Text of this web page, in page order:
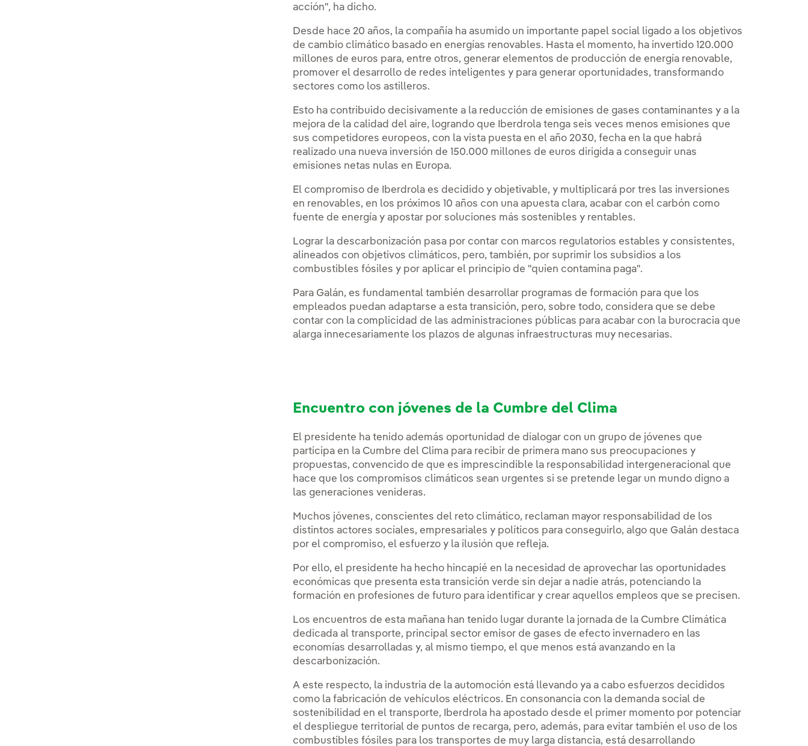
acción", ha dicho.
Desde hace 20 años, la compañía ha asumido un importante papel social ligado a los objetivos
de cambio climático basado en energías renovables. Hasta el momento, ha invertido 120.000
millones de euros para, entre otros, generar elementos de producción de energía renovable,
promover el desarrollo de redes inteligentes y para generar oportunidades, transformando
sectores como los astilleros.
Esto ha contribuido decisivamente a la reducción de emisiones de gases contaminantes y a la
mejora de la calidad del aire, logrando que Iberdrola tenga seis veces menos emisiones que
sus competidores europeos, con la vista puesta en el año 2030, fecha en la que habrá
realizado una nueva inversión de 150.000 millones de euros dirigida a conseguir unas
emisiones netas nulas en Europa.
El compromiso de Iberdrola es decidido y objetivable, y multiplicará por tres las inversiones
en renovables, en los próximos 10 años con una apuesta clara, acabar con el carbón como
fuente de energía y apostar por soluciones más sostenibles y rentables.
Lograr la descarbonización pasa por contar con marcos regulatorios estables y consistentes,
alineados con objetivos climáticos, pero, también, por suprimir los subsidios a los
combustibles fósiles y por aplicar el principio de "quien contamina paga".
Para Galán, es fundamental también desarrollar programas de formación para que los
empleados puedan adaptarse a esta transición, pero, sobre todo, considera que se debe
contar con la complicidad de las administraciones públicas para acabar con la burocracia que
alarga innecesariamente los plazos de algunas infraestructuras muy necesarias.
Encuentro con jóvenes de la Cumbre del Clima
El presidente ha tenido además oportunidad de dialogar con un grupo de jóvenes que
participa en la Cumbre del Clima para recibir de primera mano sus preocupaciones y
propuestas, convencido de que es imprescindible la responsabilidad intergeneracional que
hace que los compromisos climáticos sean urgentes si se pretende legar un mundo digno a
las generaciones venideras.
Muchos jóvenes, conscientes del reto climático, reclaman mayor responsabilidad de los
distintos actores sociales, empresariales y políticos para conseguirlo, algo que Galán destaca
por el compromiso, el esfuerzo y la ilusión que refleja.
Por ello, el presidente ha hecho hincapié en la necesidad de aprovechar las oportunidades
económicas que presenta esta transición verde sin dejar a nadie atrás, potenciando la
formación en profesiones de futuro para identificar y crear aquellos empleos que se precisen.
Los encuentros de esta mañana han tenido lugar durante la jornada de la Cumbre Climática
dedicada al transporte, principal sector emisor de gases de efecto invernadero en las
economías desarrolladas y, al mismo tiempo, el que menos está avanzando en la
descarbonización.
A este respecto, la industria de la automoción está llevando ya a cabo esfuerzos decididos
como la fabricación de vehículos eléctricos. En consonancia con la demanda social de
sostenibilidad en el transporte, Iberdrola ha apostado desde el primer momento por potenciar
el despliegue territorial de puntos de recarga, pero, además, para evitar también el uso de los
combustibles fósiles para los transportes de muy larga distancia, está desarrollando